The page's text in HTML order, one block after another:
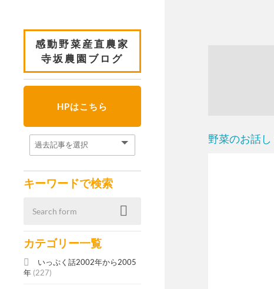
感動野菜産直農家
寺坂農園ブログ
HPはこちら
キーワードで検索
カテゴリー一覧
いっぷく話2002年から2005
年 (227)
野菜のお話し